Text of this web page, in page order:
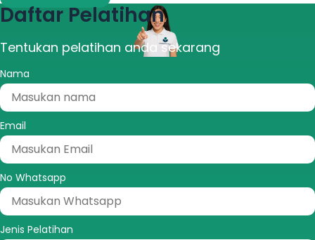
Daftar Pelatihan
Tentukan pelatihan anda sekarang
Nama
Email
No Whatsapp
Jenis Pelatihan